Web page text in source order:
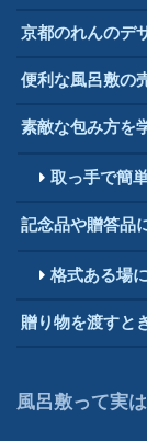
京都のれんのデ
便利な風呂敷の
素敵な包み方を
取っ手で簡
記念品や贈答品
格式ある場
贈り物を渡すと
風呂敷って実